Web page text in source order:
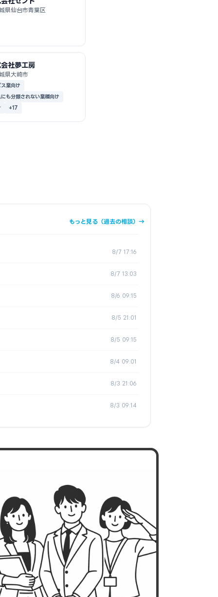
県仙台市青葉区
社夢工房
県大崎市
業向け
も分類されない業種向け
+17
もっと見る（過去の相談）→
8/7 17:16
8/7 13:03
8/6 09:15
8/5 21:01
8/5 09:15
8/4 09:01
8/3 21:06
8/3 09:14